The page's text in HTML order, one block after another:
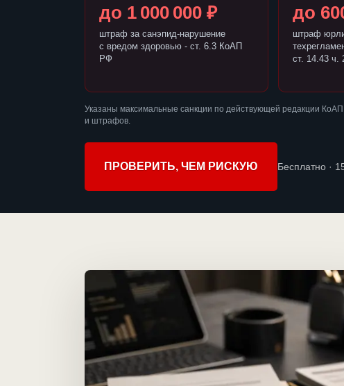
до 1 000 000 ₽
штраф за санэпид-нарушение
с вредом здоровью - ст. 6.3 КоАП
РФ
до
штраф
ст. 14.43
Указаны максимальные санкции по действующей редакции
и штрафов.
ПРОВЕРИТЬ, ЧЕМ РИСКУЮ Бесплатно ·